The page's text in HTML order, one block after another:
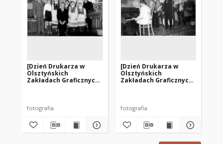
[Dzień Drukarza w
Olsztyńskich
Zakładach Graficznych.
fotografia
[Dzień Drukarza w
Olsztyńskich
Zakładach Graficznych.
fotografia